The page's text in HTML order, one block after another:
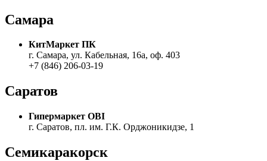
Самара
КитМаркет ПК
г. Самара, ул. Кабельная, 16а, оф. 403
+7 (846) 206-03-19
Саратов
Гипермаркет OBI
г. Саратов, пл. им. Г.К. Орджоникидзе, 1
Семикаракорск